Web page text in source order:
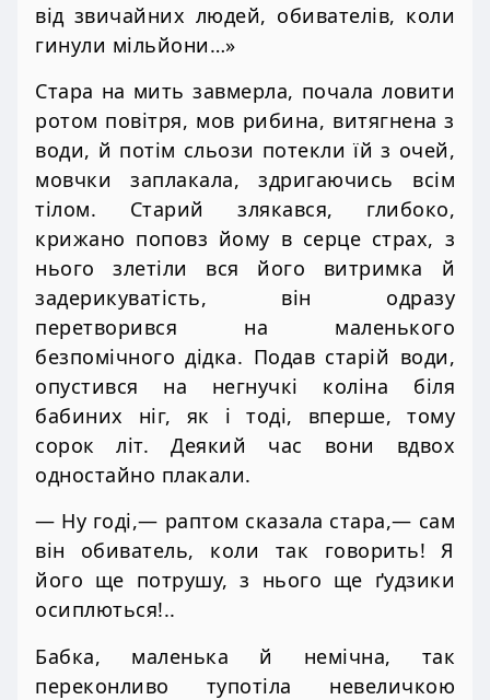
від звичайних людей, обивателів, коли
гинули мільйони…»
Стара на мить завмерла, почала ловити
ротом повітря, мов рибина, витягнена з
води, й потім сльози потекли їй з очей,
мовчки заплакала, здригаючись всім
тілом. Старий злякався, глибоко,
крижано поповз йому в серце страх, з
нього злетіли вся його витримка й
задерикуватість, він одразу
перетворився на маленького
безпомічного дідка. Подав старій води,
опустився на негнучкі коліна біля
бабиних ніг, як і тоді, вперше, тому
сорок літ. Деякий час вони вдвох
одностайно плакали.
— Ну годі,— раптом сказала стара,— сам
він обиватель, коли так говорить! Я
його ще потрушу, з нього ще ґудзики
осиплються!..
Бабка, маленька й немічна, так
переконливо тупотіла невеличкою